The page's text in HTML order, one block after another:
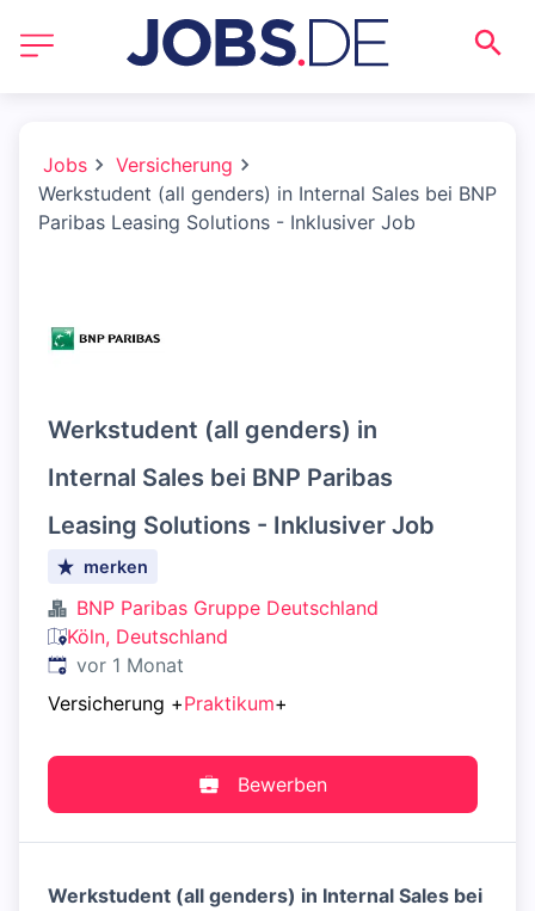
Jobs
Versicherung
Werkstudent (all genders) in Internal Sales bei BNP
Paribas Leasing Solutions - Inklusiver Job
Werkstudent (all genders) in
Internal Sales bei BNP Paribas
Leasing Solutions - Inklusiver Job
merken
BNP Paribas Gruppe Deutschland
Köln, Deutschland
Veröffentlicht:
vor 1 Monat
Versicherung +Praktikum+
Bewerben
Werkstudent (all genders) in Internal Sales bei